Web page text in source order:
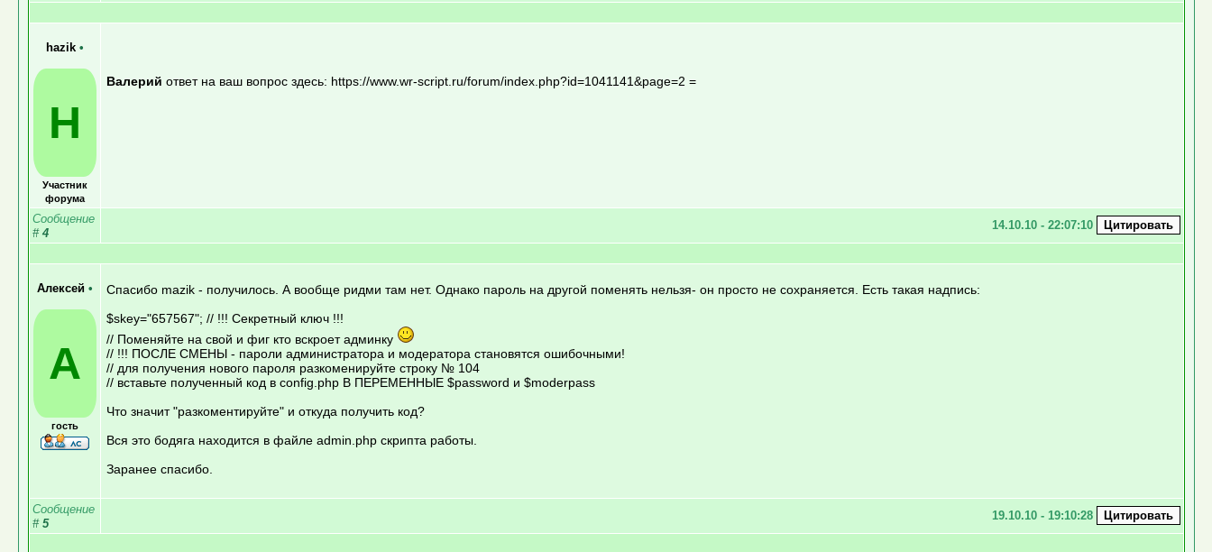
hazik •
H
Участник
форума
Валерий ответ на ваш вопрос здесь: https://www.wr-script.ru/forum/index.php?id=1041141&page=2 =
Сообщение
# 4
14.10.10 - 22:07:10
Алексей •
А
гость
Спасибо mazik - получилось. А вообще ридми там нет. Однако пароль на другой поменять нельзя- он просто не сохраняется. Есть такая надпись:
$skey="657567"; // !!! Секретный ключ !!!
// Поменяйте на свой и фиг кто вскроет админку
// !!! ПОСЛЕ СМЕНЫ - пароли администратора и модератора становятся ошибочными!
// для получения нового пароля разкоменируйте строку № 104
// вставьте полученный код в config.php В ПЕРЕМЕННЫЕ $password и $moderpass
Что значит "разкоментируйте" и откуда получить код?
Вся это бодяга находится в файле admin.php скрипта работы.
Заранее спасибо.
Сообщение
# 5
19.10.10 - 19:10:28